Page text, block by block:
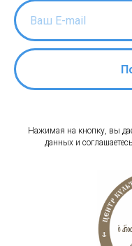
Нажимая на кнопку, вы
данных и